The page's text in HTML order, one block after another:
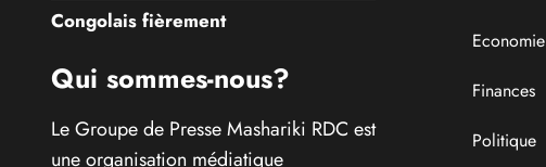
Congolais fièrement
Qui sommes-nous?
Le Groupe de Presse Mashariki RDC est
une organisation médiatique
Economie
Finances
Politique